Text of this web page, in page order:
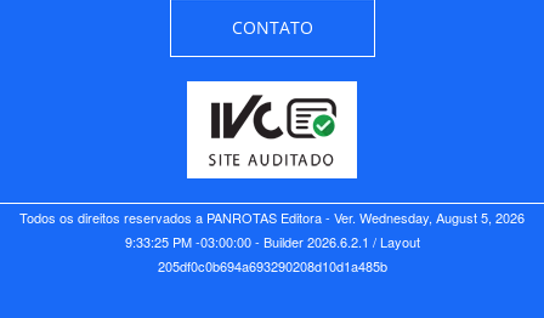
CONTATO
Todos os direitos reservados a PANROTAS Editora - Ver. Wednesday, August 5, 2026
9:33:25 PM -03:00:00 - Builder 2026.6.2.1 / Layout
205df0c0b694a693290208d10d1a485b